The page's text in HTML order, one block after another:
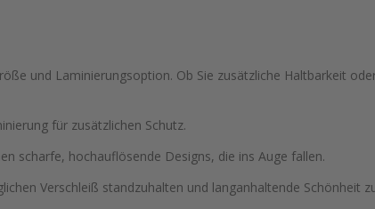
und Laminierungsoption. Ob Sie zusätzliche Haltbarkeit
für zusätzlichen Schutz.
scharfe, hochauflösende Designs, die ins Auge fallen.
Verschleiß standzuhalten und langanhaltende Schönheit